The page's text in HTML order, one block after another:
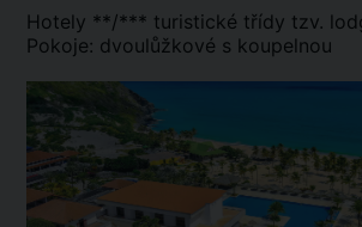
Hotely **/*** turistické třídy tzv.
Pokoje: dvoulůžkové s koupelnou